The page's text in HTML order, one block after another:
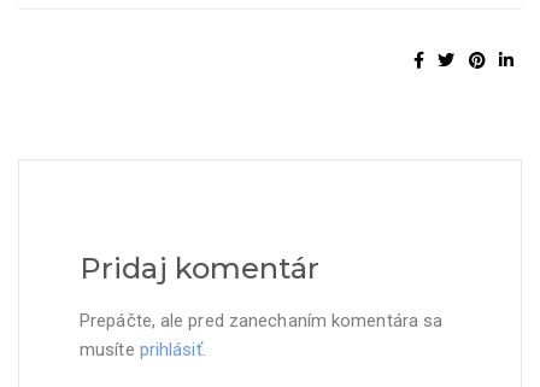
Pridaj komentár
Prepáčte, ale pred zanechaním komentára sa
musíte prihlásiť.